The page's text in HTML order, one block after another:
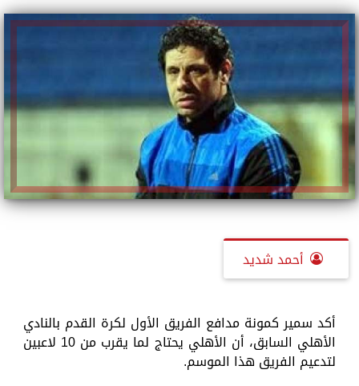
أحمد شديد
أكد سمير كمونة مدافع الفريق الأول لكرة القدم بالنادي
الأهلي السابق، أن الأهلي يحتاج لما يقرب من 10 لاعبين
لتدعيم الفريق هذا الموسم.